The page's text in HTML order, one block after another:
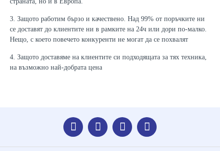
3. Защото работим бързо и качествено. Над 99% от поръчките ни
се доставят до клиентите ни в рамките на 24ч или дори по-малко.
Нещо, с което повечето конкуренти не могат да се похвалят
4. Защото доставяме на клиентите си подходящата за тях техника,
на възможно най-добрата цена